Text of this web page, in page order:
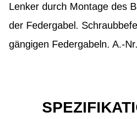
Lenker durch Montage des
der Federgabel.
gängigen Federgabeln. A.-